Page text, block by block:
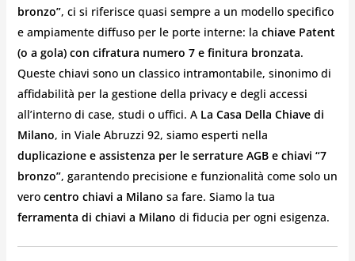
bronzo”, ci si riferisce quasi sempre a un modello specifico
e ampiamente diffuso per le porte interne: la chiave Patent
(o a gola) con cifratura numero 7 e finitura bronzata.
Queste chiavi sono un classico intramontabile, sinonimo di
affidabilità per la gestione della privacy e degli accessi
all’interno di case, studi o uffici. A La Casa Della Chiave di
Milano, in Viale Abruzzi 92, siamo esperti nella
duplicazione e assistenza per le serrature AGB e chiavi “7
bronzo”, garantendo precisione e funzionalità come solo un
vero centro chiavi a Milano sa fare. Siamo la tua
ferramenta di chiavi a Milano di fiducia per ogni esigenza.